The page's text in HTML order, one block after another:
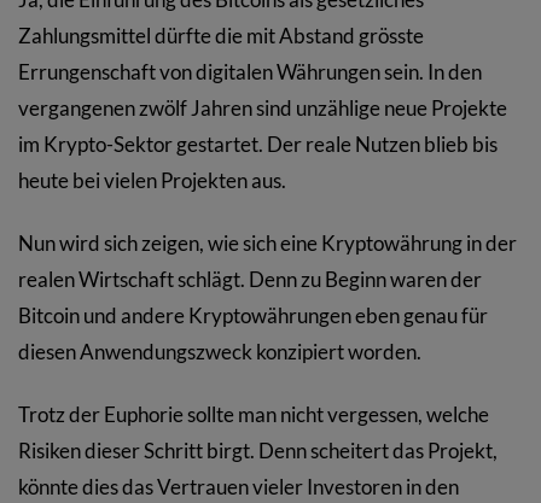
Zahlungsmittel dürfte die mit Abstand grösste
Errungenschaft von digitalen Währungen sein. In den
vergangenen zwölf Jahren sind unzählige neue Projekte
im Krypto-Sektor gestartet. Der reale Nutzen blieb bis
heute bei vielen Projekten aus.
Nun wird sich zeigen, wie sich eine Kryptowährung in der
realen Wirtschaft schlägt. Denn zu Beginn waren der
Bitcoin und andere Kryptowährungen eben genau für
diesen Anwendungszweck konzipiert worden.
Trotz der Euphorie sollte man nicht vergessen, welche
Risiken dieser Schritt birgt. Denn scheitert das Projekt,
könnte dies das Vertrauen vieler Investoren in den